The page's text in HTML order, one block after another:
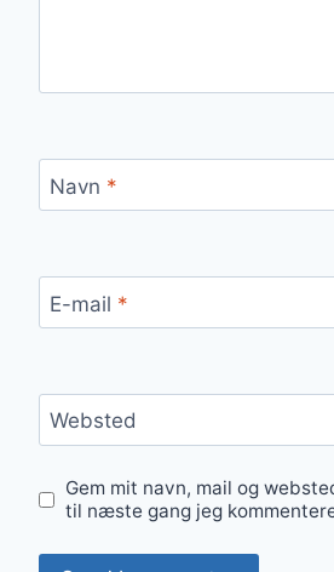
Navn *
E-mail *
Websted
Gem mit navn, mail og
til næste gang jeg